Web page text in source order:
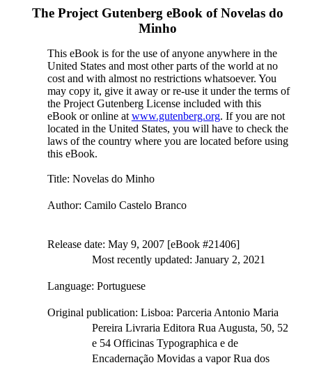
The Project Gutenberg eBook ofNovelas do
Minho
This eBook is for the use of anyone anywhere in the
United States and most other parts of the world at no
cost and with almost no restrictions whatsoever. You
may copy it, give it away or re-use it under the terms of
the Project Gutenberg License included with this
eBook or online at www.gutenberg.org. If you are not
located in the United States, you will have to check the
laws of the country where you are located before using
this eBook.
Title: Novelas do Minho
Author: Camilo Castelo Branco
Release date: May 9, 2007 [eBook #21406]
Most recently updated: January 2, 2021
Language: Portuguese
Original publication: Lisboa: Parceria Antonio Maria
Pereira Livraria Editora Rua Augusta, 50, 52
e 54 Officinas Typographica e de
Encadernação Movidas a vapor Rua dos